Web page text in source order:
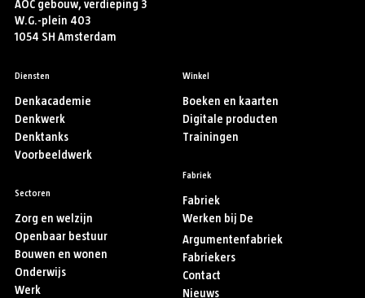
AOC gebouw, verdieping 3
W.G.-plein 403
1054 SH Amsterdam
Diensten
Denkacademie
Denkwerk
Denktanks
Voorbeeldwerk
Sectoren
Zorg en welzijn
Openbaar bestuur
Bouwen en wonen
Onderwijs
Werk
Winkel
Boeken en kaarten
Digitale producten
Trainingen
Fabriek
Fabriek
Werken bij De
Argumentenfabriek
Fabriekers
Contact
Nieuws